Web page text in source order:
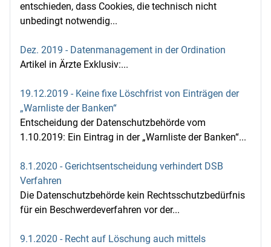
entschieden, dass Cookies, die technisch nicht
unbedingt notwendig...
Dez. 2019 - Datenmanagement in der Ordination
Artikel in Ärzte Exklusiv:...
19.12.2019 - Keine fixe Löschfrist von Einträgen der
„Warnliste der Banken“
Entscheidung der Datenschutzbehörde vom
1.10.2019: Ein Eintrag in der „Warnliste der Banken“...
8.1.2020 - Gerichtsentscheidung verhindert DSB
Verfahren
Die Datenschutzbehörde kein Rechtsschutzbedürfnis
für ein Beschwerdeverfahren vor der...
9.1.2020 - Recht auf Löschung auch mittels